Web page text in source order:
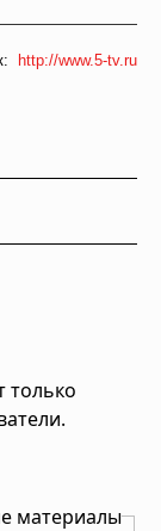
http://www.5-tv.ru
только
материалы